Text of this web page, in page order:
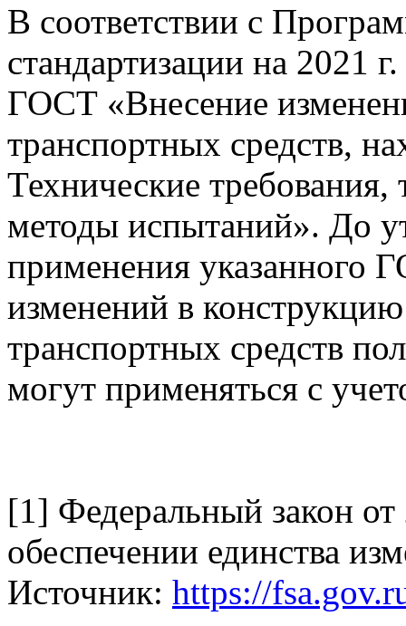
В соответствии с
стандартизации на 2021
ГОСТ «Внесение
транспортных средств,
Технические требования,
методы испытаний». До
применения указанного
изменений в
транспортных средств
могут применяться с
[1] Федеральный закон
обеспечении единства
Источник: https://